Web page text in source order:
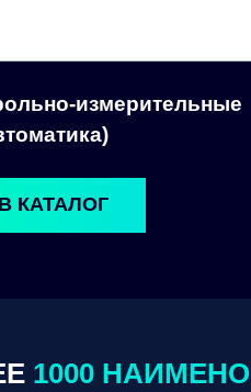
1000
измерительные
КАТАЛОГ